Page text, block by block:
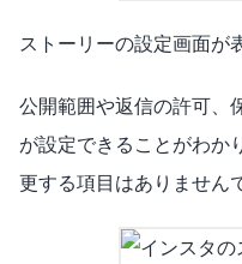
ストーリーの設定画面が
公開範囲や返信の許可、
が設定できることがわか
更する項目はありません